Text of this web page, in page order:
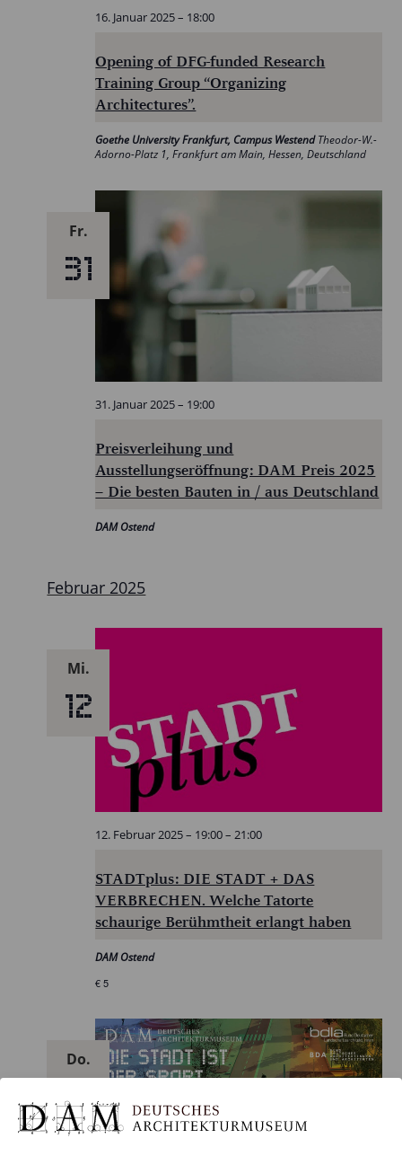
Opening of DFG-funded Research
Training Group “Organizing
Architectures”.
16. Januar 2025 – 18:00
Goethe University Frankfurt, Campus WestendTheodor-W.-
Adorno-Platz 1, Frankfurt am Main, Hessen, Deutschland
Fr.
31
Preisverleihung und
Ausstellungseröffnung: DAM Preis 2025
– Die besten Bauten in / aus Deutschland
31. Januar 2025 – 19:00
DAM Ostend
Februar 2025
Mi.
12
STADTplus: DIE STADT + DAS
VERBRECHEN. Welche Tatorte
schaurige Berühmtheit erlangt haben
12. Februar 2025 – 19:00–21:00
DAM Ostend
€ 5
Do.
13